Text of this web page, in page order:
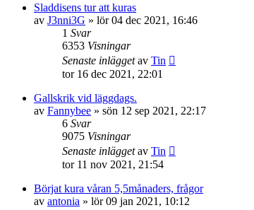
Sladdisens tur att kuras
av J3nni3G » lör 04 dec 2021, 16:46
1 Svar
6353 Visningar
Senaste inläggetav Tin
tor 16 dec 2021, 22:01
Gallskrik vid läggdags.
av Fannybee » sön 12 sep 2021, 22:17
6 Svar
9075 Visningar
Senaste inläggetav Tin
tor 11 nov 2021, 21:54
Börjat kura våran 5,5månaders, frågor
av antonia » lör 09 jan 2021, 10:12